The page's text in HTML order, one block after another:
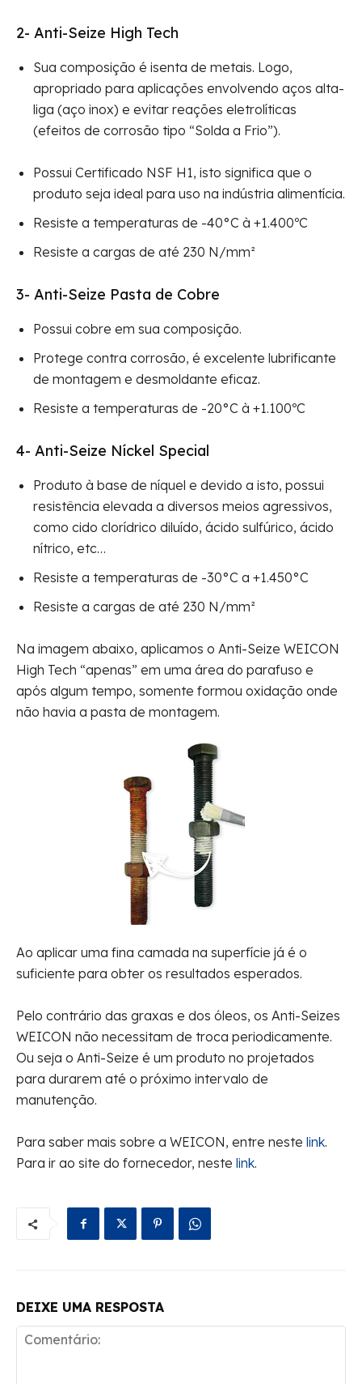
2- Anti-Seize High Tech
Sua composição é isenta de metais. Logo,
apropriado para aplicações envolvendo aços alta-
liga (aço inox) e evitar reações eletrolíticas
(efeitos de corrosão tipo “Solda a Frio”).
Possui Certificado NSF H1, isto significa que o
produto seja ideal para uso na indústria alimentícia.
Resiste a temperaturas de -40°C à +1.400ºC
Resiste a cargas de até 230 N/mm²
3- Anti-Seize Pasta de Cobre
Possui cobre em sua composição.
Protege contra corrosão, é excelente lubrificante
de montagem e desmoldante eficaz.
Resiste a temperaturas de -20°C à +1.100ºC
4- Anti-Seize Níckel Special
Produto à base de níquel e devido a isto, possui
resistência elevada a diversos meios agressivos,
como cido clorídrico diluído, ácido sulfúrico, ácido
nítrico, etc…
Resiste a temperaturas de -30°C a +1.450°C
Resiste a cargas de até 230 N/mm²
Na imagem abaixo, aplicamos o Anti-Seize WEICON
High Tech “apenas” em uma área do parafuso e
após algum tempo, somente formou oxidação onde
não havia a pasta de montagem.
Ao aplicar uma fina camada na superfície já é o
suficiente para obter os resultados esperados.
Pelo contrário das graxas e dos óleos, os Anti-Seizes
WEICON não necessitam de troca periodicamente.
Ou seja o Anti-Seize é um produto no projetados
para durarem até o próximo intervalo de
manutenção.
Para saber mais sobre a WEICON, entre neste link.
Para ir ao site do fornecedor, neste link.
DEIXE UMA RESPOSTA